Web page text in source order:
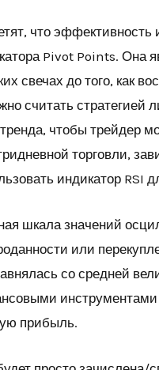
что эффективность
Pivot Points. Она
свечах до того, как
считать стратегией
чтобы трейдер
торговли,
индикатор
шкала значений
или
со средней
инструментами
прибыль.